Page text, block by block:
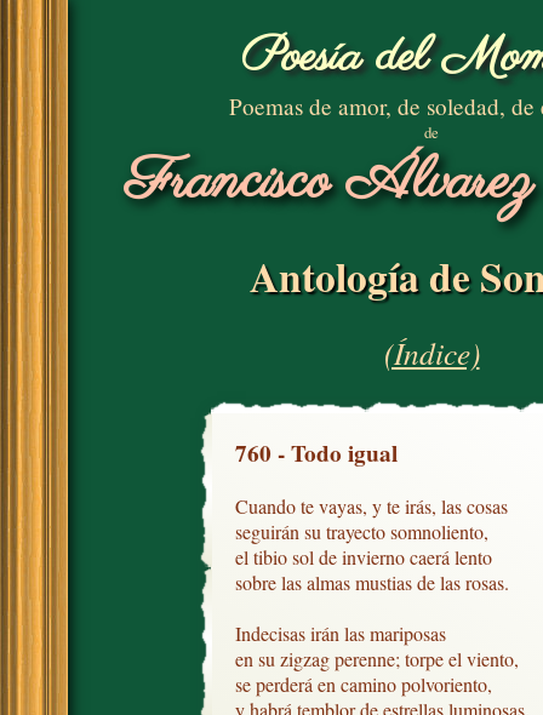
Poesía del
Poemas de amor, de soledad, de
de
Francisco
Antología de
(Índice)
760 - Todo igual
Cuando te vayas, y te irás, las cosas
seguirán su trayecto somnoliento,
el tibio sol de invierno caerá lento
sobre las almas mustias de las rosas.
Indecisas irán las mariposas
en su zigzag perenne; torpe el viento,
se perderá en camino polvoriento,
y habrá temblor de estrellas luminosas.